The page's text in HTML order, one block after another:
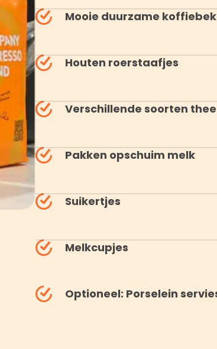
Mooie duurzame
Houten roerstaafjes
Verschillende soorten thee
Pakken opschuim melk
Suikertjes
Melkcupjes
Optioneel: Porselein